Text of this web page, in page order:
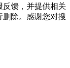
馈，并提供相关
除。感谢您对搜